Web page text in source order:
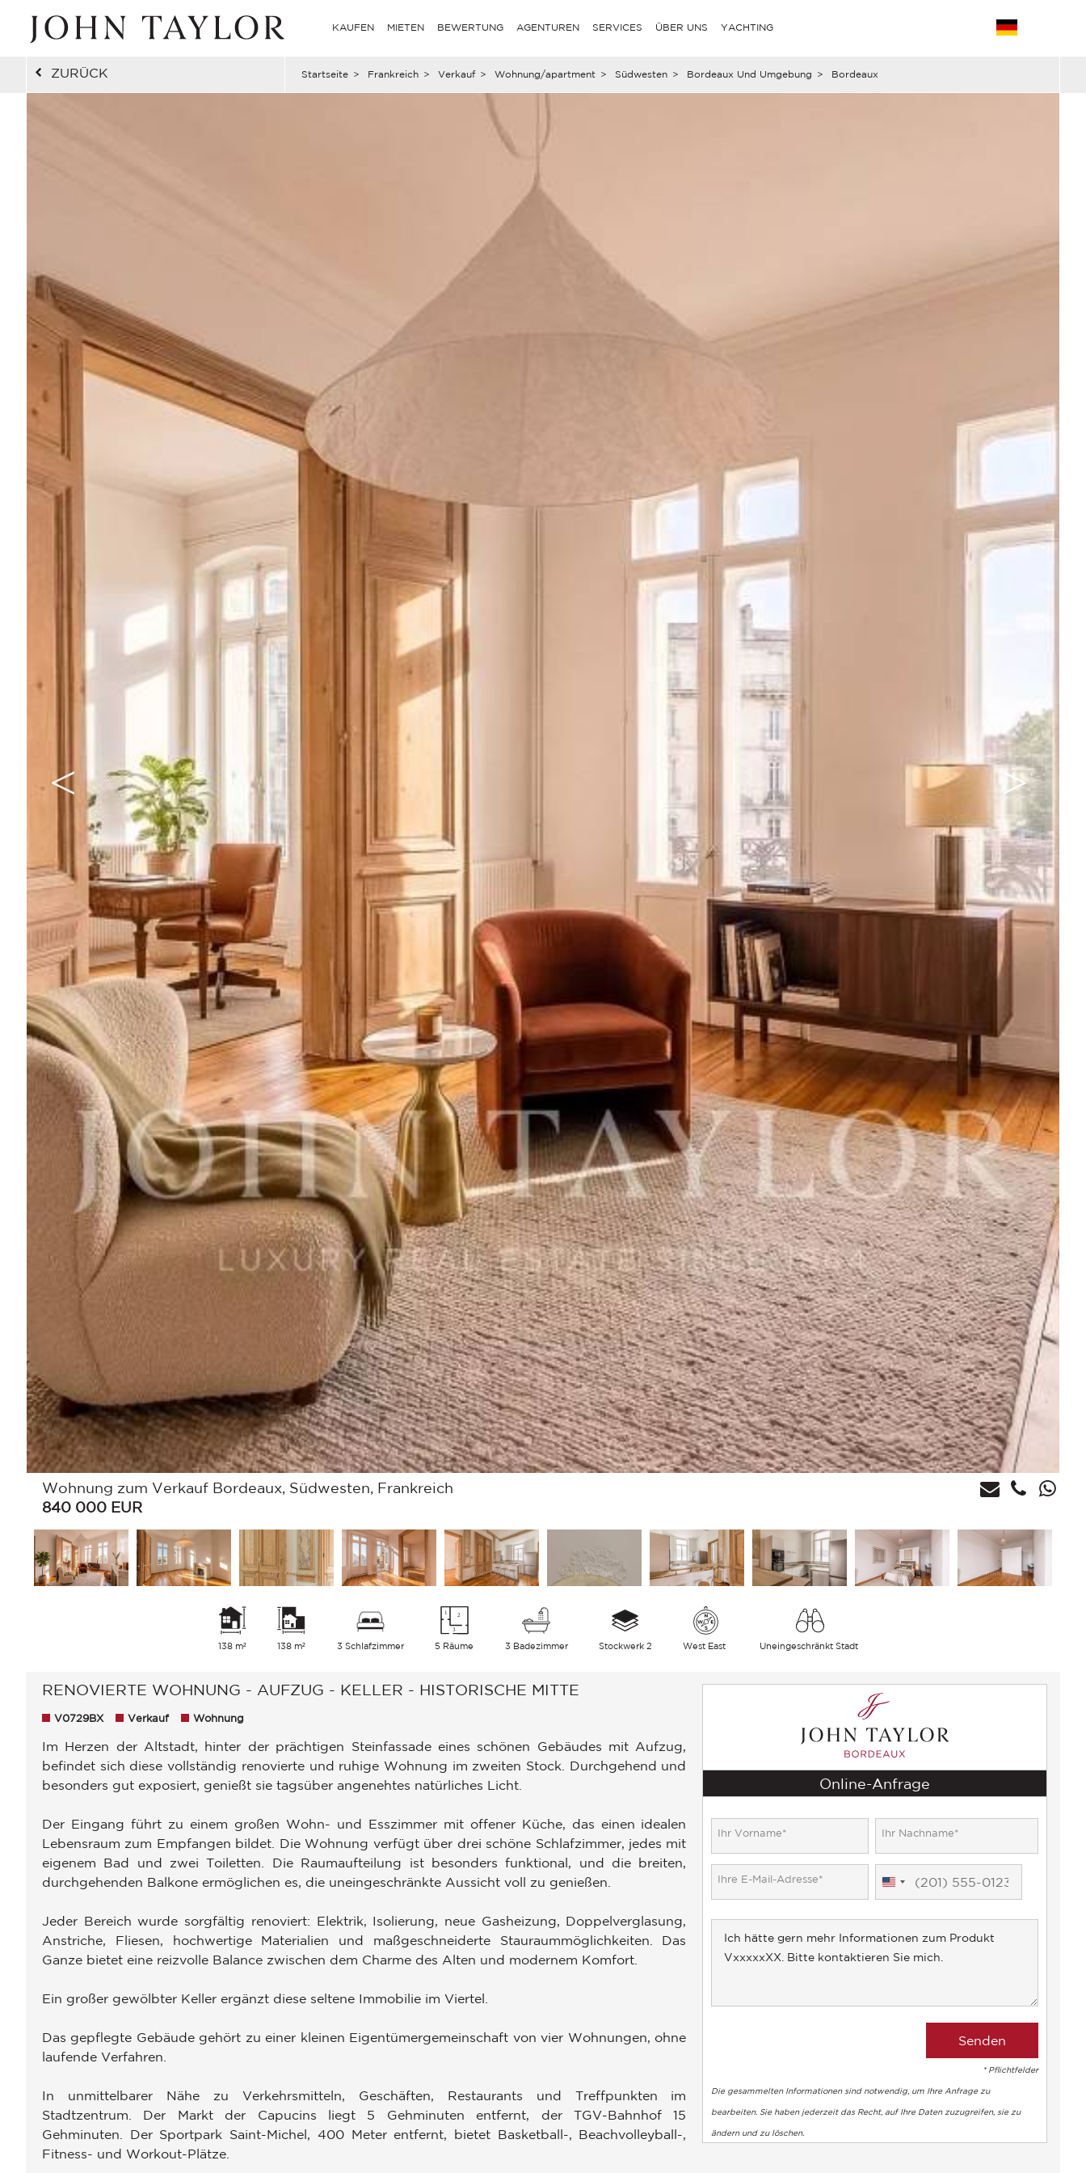
KAUFEN MIETEN BEWERTUNG AGENTUREN SERVICES ÜBER UNS YACHTING
ZURÜCK Startseite > Frankreich > Verkauf > Wohnung/apartment > Südwesten > Bordeaux Und Umgebung > Bordeaux
Wohnung zum Verkauf Bordeaux, Südwesten, Frankreich
840 000 EUR
138 m² 138 m² 3 Schlafzimmer 5 Räume 3 Badezimmer Stockwerk 2 West East Uneingeschränkt Stadt
RENOVIERTE WOHNUNG - AUFZUG - KELLER - HISTORISCHE MITTE
V0729BX Verkauf Wohnung
Im Herzen der Altstadt, hinter der prächtigen Steinfassade eines schönen Gebäudes mit Aufzug,
befindet sich diese vollständig renovierte und ruhige Wohnung im zweiten Stock. Durchgehend und
besonders gut exposiert, genießt sie tagsüber angenehtes natürliches Licht.
Der Eingang führt zu einem großen Wohn- und Esszimmer mit offener Küche, das einen idealen
Lebensraum zum Empfangen bildet. Die Wohnung verfügt über drei schöne Schlafzimmer, jedes mit
eigenem Bad und zwei Toiletten. Die Raumaufteilung ist besonders funktional, und die breiten,
durchgehenden Balkone ermöglichen es, die uneingeschränkte Aussicht voll zu genießen.
Jeder Bereich wurde sorgfältig renoviert: Elektrik, Isolierung, neue Gasheizung, Doppelverglasung,
Anstriche, Fliesen, hochwertige Materialien und maßgeschneiderte Stauraummöglichkeiten. Das
Ganze bietet eine reizvolle Balance zwischen dem Charme des Alten und modernem Komfort.
Ein großer gewölbter Keller ergänzt diese seltene Immobilie im Viertel.
Das gepflegte Gebäude gehört zu einer kleinen Eigentümergemeinschaft von vier Wohnungen, ohne
laufende Verfahren.
In unmittelbarer Nähe zu Verkehrsmitteln, Geschäften, Restaurants und Treffpunkten im
Stadtzentrum. Der Markt der Capucins liegt 5 Gehminuten entfernt, der TGV-Bahnhof 15
Gehminuten. Der Sportpark Saint-Michel, 400 Meter entfernt, bietet Basketball-, Beachvolleyball-,
Fitness- und Workout-Plätze.
Online-Anfrage
United
* Pflichtfelder
Die gesammelten Informationen sind notwendig, um Ihre Anfrage zu
bearbeiten. Sie haben jederzeit das Recht, auf Ihre Daten zuzugreifen, sie zu
ändern und zu löschen.